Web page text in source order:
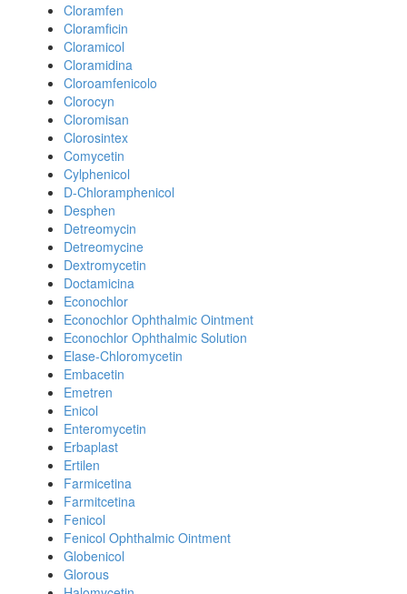
Cloramfen
Cloramficin
Cloramicol
Cloramidina
Cloroamfenicolo
Clorocyn
Cloromisan
Clorosintex
Comycetin
Cylphenicol
D-Chloramphenicol
Desphen
Detreomycin
Detreomycine
Dextromycetin
Doctamicina
Econochlor
Econochlor Ophthalmic Ointment
Econochlor Ophthalmic Solution
Elase-Chloromycetin
Embacetin
Emetren
Enicol
Enteromycetin
Erbaplast
Ertilen
Farmicetina
Farmitcetina
Fenicol
Fenicol Ophthalmic Ointment
Globenicol
Glorous